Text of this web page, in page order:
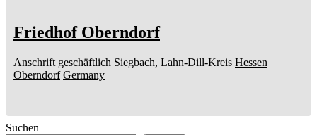
Friedhof Oberndorf
Anschrift geschäftlich Siegbach, Lahn-Dill-Kreis Hessen
Oberndorf Germany
Suchen